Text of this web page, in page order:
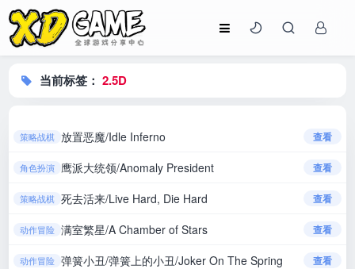
当前标签： 2.5D
策略战棋 放置恶魔/Idle Inferno 查看
角色扮演 鹰派大统领/Anomaly President 查看
策略战棋 死去活来/Live Hard, Die Hard 查看
动作冒险 满室繁星/A Chamber of Stars 查看
动作冒险 弹簧小丑/弹簧上的小丑/Joker On The Spring 查看